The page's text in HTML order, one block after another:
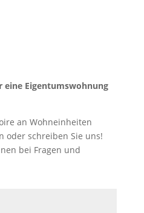
eine Eigentumswohnung
an Wohneinheiten
oder schreiben Sie uns!
bei Fragen und